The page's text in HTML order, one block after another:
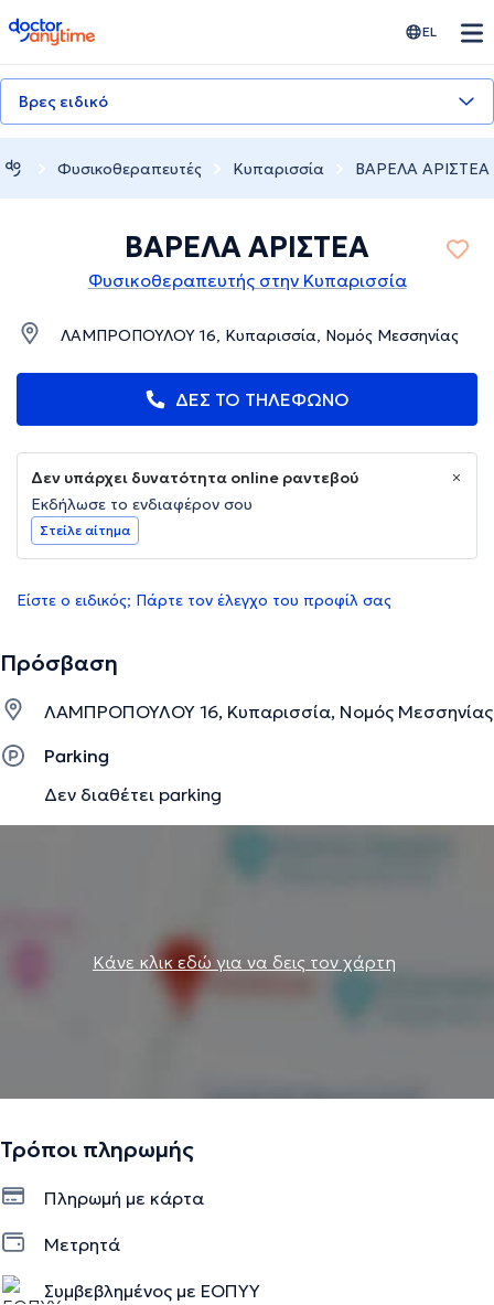
doctoranytime EL
Βρες ειδικό
Φυσικοθεραπευτές Κυπαρισσία ΒΑΡΕΛΑ ΑΡΙΣΤΕΑ
ΒΑΡΕΛΑ ΑΡΙΣΤΕΑ
Φυσικοθεραπευτής στην Κυπαρισσία
ΛΑΜΠΡΟΠΟΥΛΟΥ 16, Κυπαρισσία, Νομός Μεσσηνίας
ΔΕΣ ΤΟ ΤΗΛΕΦΩΝΟ
Δεν υπάρχει δυνατότητα online ραντεβού
Εκδήλωσε το ενδιαφέρον σου
Στείλε αίτημα
Είστε ο ειδικός; Πάρτε τον έλεγχο του προφίλ σας
Πρόσβαση
ΛΑΜΠΡΟΠΟΥΛΟΥ 16, Κυπαρισσία, Νομός Μεσσηνίας
Parking
Δεν διαθέτει parking
Κάνε κλικ εδώ για να δεις τον χάρτη
Τρόποι πληρωμής
Πληρωμή με κάρτα
Μετρητά
Συμβεβλημένος με ΕΟΠΥΥ